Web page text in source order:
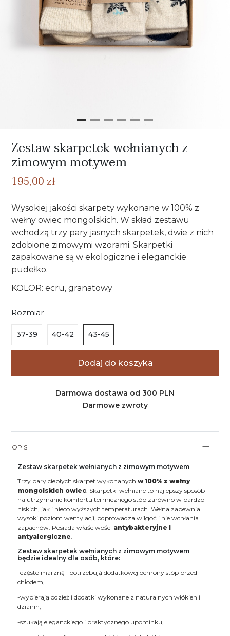
Zestaw skarpetek wełnianych z
zimowym motywem
195,00 zł
Wysokiej jakości skarpety wykonane w 100% z
wełny owiec mongolskich. W skład zestawu
wchodzą trzy pary jasnych skarpetek, dwie z nich
zdobione zimowymi wzorami. Skarpetki
zapakowane są w ekologiczne i eleganckie
pudełko.
KOLOR: ecru, granatowy
Rozmiar
37-39 40-42 43-45
Dodaj do koszyka
Darmowa dostawa od 300 PLN
Darmowe zwroty
OPIS
Zestaw skarpetek wełnianych z zimowym motywem
Trzy pary ciepłych skarpet wykonanych w 100% z wełny
mongolskich owiec . Skarpetki wełniane to najlepszy sposób
na utrzymanie komfortu termicznego stóp zarówno w bardzo
niskich, jak i nieco wyższych temperaturach. Wełna zapewnia
wysoki poziom wentylacji, odprowadza wilgoć i nie wchłania
zapachów. Posiada właściwości antybakteryjne i
antyalergiczne
Zestaw skarpetek wełnianych z zimowym motywem
będzie idealny dla osób, które:
-często marzną i potrzebują dodatkowej ochrony stóp przed
chłodem,
-wybierają odzież i dodatki wykonane z naturalnych włókien i
dzianin,
-szukają eleganckiego i praktycznego upominku,